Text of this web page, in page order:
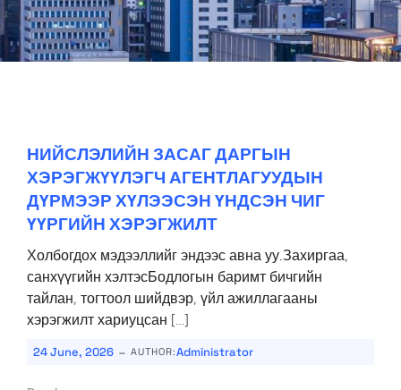
НИЙСЛЭЛИЙН ЗАСАГ ДАРГЫН
ХЭРЭГЖҮҮЛЭГЧ АГЕНТЛАГУУДЫН
ДҮРМЭЭР ХҮЛЭЭСЭН ҮНДСЭН ЧИГ
ҮҮРГИЙН ХЭРЭГЖИЛТ
Холбогдох мэдээллийг эндээс авна уу.Захиргаа,
санхүүгийн хэлтэсБодлогын баримт бичгийн
тайлан, тогтоол шийдвэр, үйл ажиллагааны
хэрэгжилт хариуцсан […]
24 June, 2026 - AUTHOR:Administrator